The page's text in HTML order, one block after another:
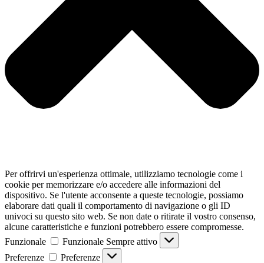
Per offrirvi un'esperienza ottimale, utilizziamo tecnologie come i
cookie per memorizzare e/o accedere alle informazioni del
dispositivo. Se l'utente acconsente a queste tecnologie, possiamo
elaborare dati quali il comportamento di navigazione o gli ID
univoci su questo sito web. Se non date o ritirate il vostro consenso,
alcune caratteristiche e funzioni potrebbero essere compromesse.
Funzionale
Funzionale Sempre attivo
Preferenze
Preferenze